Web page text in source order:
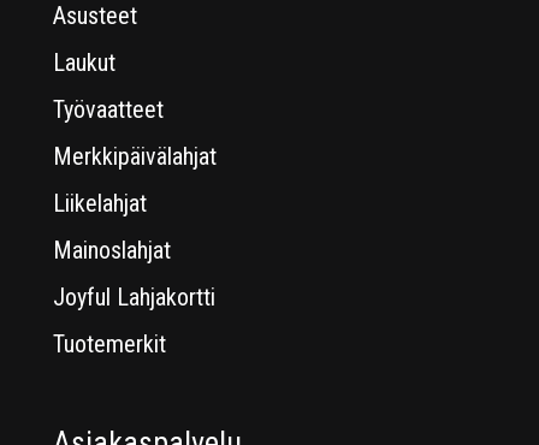
Asusteet
Laukut
Työvaatteet
Merkkipäivälahjat
Liikelahjat
Mainoslahjat
Joyful Lahjakortti
Tuotemerkit